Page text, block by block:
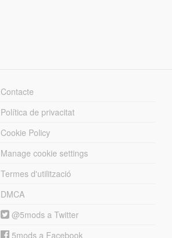
Contacte
Política de privacitat
Cookie Policy
Manage cookie settings
Termes d'utilització
DMCA
@5mods a Twitter
5mods a Facebook